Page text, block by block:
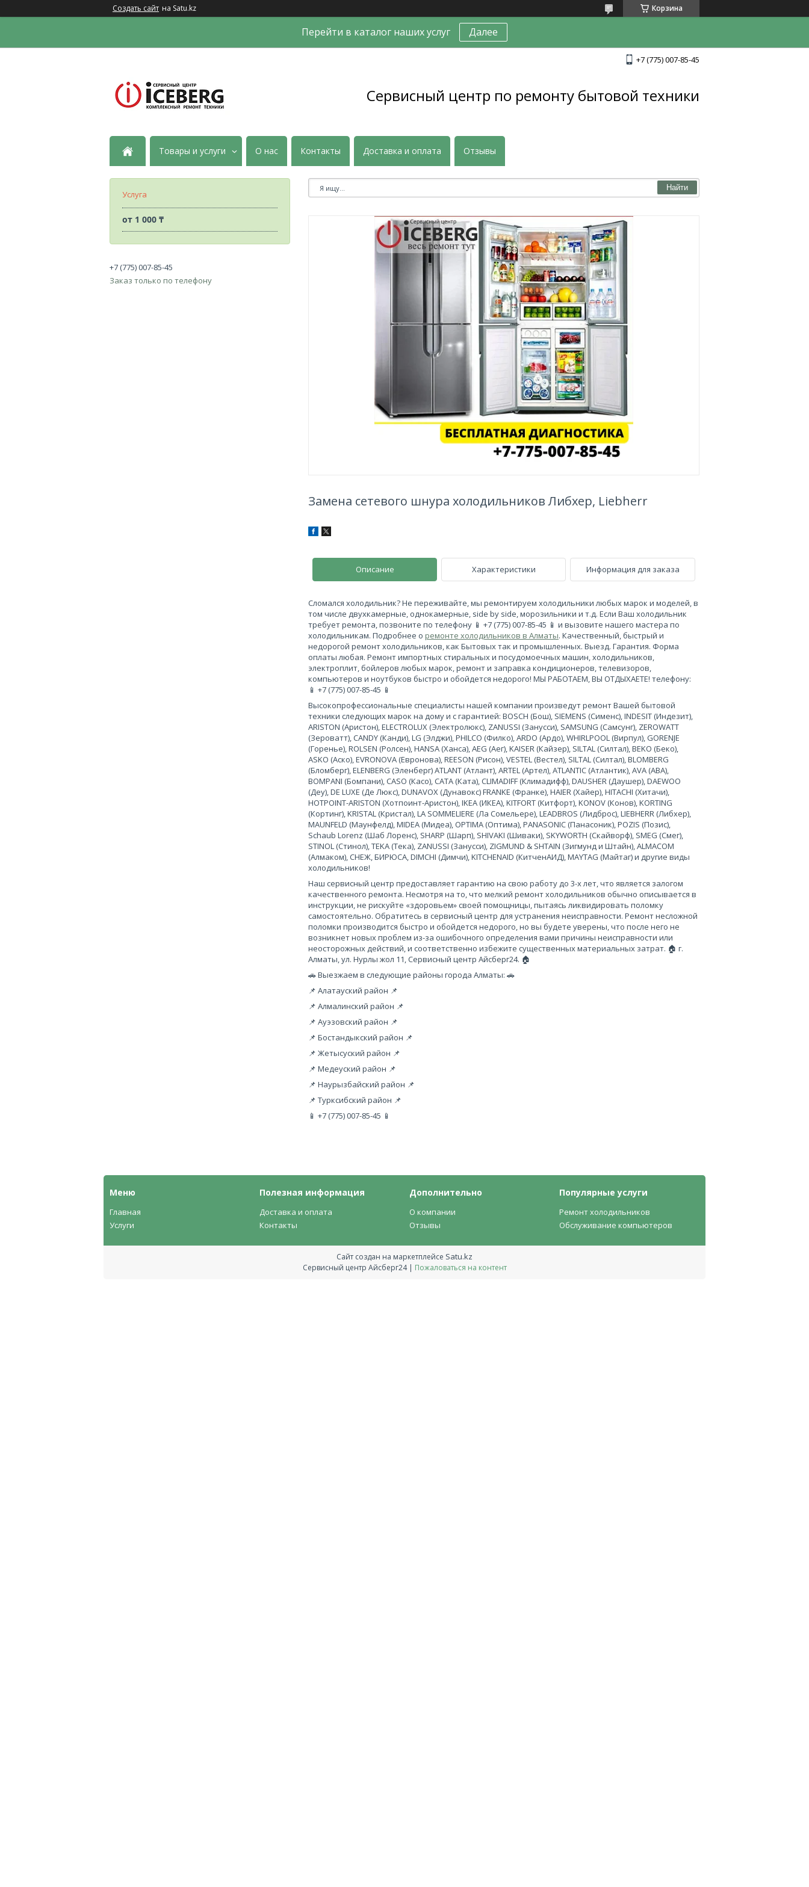
Создать сайт на Satu.kz Корзина
Перейти в каталог наших услуг Далее
+7 (775) 007-85-45
Сервисный центр по ремонту бытовой техники
Товары и услуги О нас Контакты Доставка и оплата Отзывы
Найти
Замена сетевого шнура холодильников Либхер, Liebherr
Описание Характеристики Информация для заказа
Сломался холодильник? Не переживайте, мы ремонтируем холодильники любых марок и моделей, в
том числе двухкамерные, однокамерные, side by side, морозильники и т.д. Если Ваш холодильник
требует ремонта, позвоните по телефону 📱 +7 (775) 007-85-45 📱 и вызовите нашего мастера по
холодильникам. Подробнее о ремонте холодильников в Алматы. Качественный, быстрый и
недорогой ремонт холодильников, как Бытовых так и промышленных. Выезд. Гарантия. Форма
оплаты любая. Ремонт импортных стиральных и посудомоечных машин, холодильников,
электроплит, бойлеров любых марок, ремонт и заправка кондиционеров, телевизоров,
компьютеров и ноутбуков быстро и обойдется недорого! МЫ РАБОТАЕМ, ВЫ ОТДЫХАЕТЕ! телефону:
📱 +7 (775) 007-85-45 📱
Высокопрофессиональные специалисты нашей компании произведут ремонт Вашей бытовой
техники следующих марок на дому и с гарантией: BOSCH (Бош), SIEMENS (Сименс), INDESIT (Индезит),
ARISTON (Аристон), ELECTROLUX (Электролюкс), ZANUSSI (Занусси), SAMSUNG (Самсунг), ZEROWATT
(Зероватт), CANDY (Канди), LG (Элджи), PHILCO (Филко), ARDO (Ардо), WHIRLPOOL (Вирпул), GORENJE
(Горенье), ROLSEN (Ролсен), HANSA (Ханса), AEG (Аег), KAISER (Кайзер), SILTAL (Силтал), BEKO (Беко),
ASKO (Аско), EVRONOVA (Евронова), REESON (Рисон), VESTEL (Вестел), SILTAL (Силтал), BLOMBERG
(Бломберг), ELENBERG (Эленберг) ATLANT (Атлант), ARTEL (Артел), ATLANTIC (Атлантик), AVA (АВА),
BOMPANI (Бомпани), CASO (Касо), CATA (Ката), CLIMADIFF (Климадифф), DAUSHER (Даушер), DAEWOO
(Деу), DE LUXE (Де Люкс), DUNAVOX (Дунавокс) FRANKE (Франке), HAIER (Хайер), HITACHI (Хитачи),
HOTPOINT-ARISTON (Хотпоинт-Аристон), IKEA (ИКЕА), KITFORT (Китфорт), KONOV (Конов), KORTING
(Кортинг), KRISTAL (Кристал), LA SOMMELIERE (Ла Сомельере), LEADBROS (Лидброс), LIEBHERR (Либхер),
MAUNFELD (Маунфелд), MIDEA (Мидеа), OPTIMA (Оптима), PANASONIC (Панасоник), POZIS (Позис),
Schaub Lorenz (Шаб Лоренс), SHARP (Шарп), SHIVAKI (Шиваки), SKYWORTH (Скайворф), SMEG (Смег),
STINOL (Стинол), TEKA (Тека), ZANUSSI (Занусси), ZIGMUND & SHTAIN (Зигмунд и Штайн), ALMACOM
(Алмаком), СНЕЖ, БИРЮСА, DIMCHI (Димчи), KITCHENAID (КитченАИД), MAYTAG (Майтаг) и другие виды
холодильников!
Наш сервисный центр предоставляет гарантию на свою работу до 3-х лет, что является залогом
качественного ремонта. Несмотря на то, что мелкий ремонт холодильников обычно описывается в
инструкции, не рискуйте «здоровьем» своей помощницы, пытаясь ликвидировать поломку
самостоятельно. Обратитесь в сервисный центр для устранения неисправности. Ремонт несложной
поломки производится быстро и обойдется недорого, но вы будете уверены, что после него не
возникнет новых проблем из-за ошибочного определения вами причины неисправности или
неосторожных действий, и соответственно избежите существенных материальных затрат. 🏠 г.
Алматы, ул. Нурлы жол 11, Сервисный центр Айсберг24. 🏠
🚗 Выезжаем в следующие районы города Алматы: 🚗
📌 Алатауский район 📌
📌 Алмалинский район 📌
📌 Ауэзовский район 📌
📌 Бостандыкский район 📌
📌 Жетысуский район 📌
📌 Медеуский район 📌
📌 Наурызбайский район 📌
📌 Турксибский район 📌
📱 +7 (775) 007-85-45 📱
Услуга
от 1 000 ₸
+7 (775) 007-85-45
Заказ только по телефону
Меню
Главная
Услуги
Полезная информация
Доставка и оплата
Контакты
Дополнительно
О компании
Отзывы
Популярные услуги
Ремонт холодильников
Обслуживание компьютеров
Сайт создан на маркетплейсе Satu.kz
Сервисный центр Айсберг24 | Пожаловаться на контент